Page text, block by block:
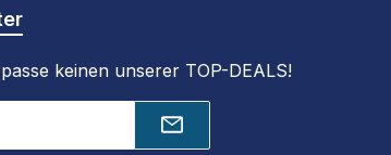
keinen unserer TOP-DEALS!